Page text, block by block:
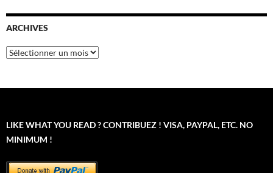
ARCHIVES
Archives
LIKE WHAT YOU READ ? CONTRIBUEZ ! VISA, PAYPAL, ETC. NO
MINIMUM !